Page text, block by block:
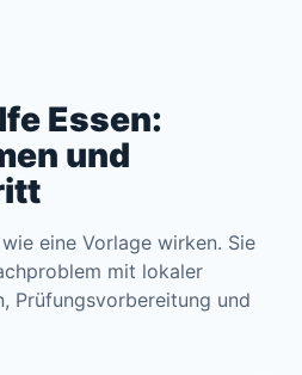
Essen:
und
eine Vorlage wirken. Sie
mit lokaler
Prüfungsvorbereitung und